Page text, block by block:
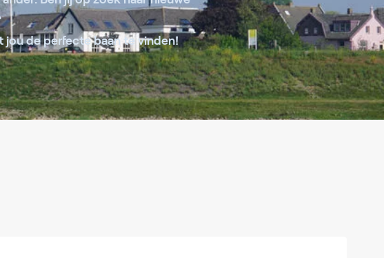
de perfecte baan te vinden!